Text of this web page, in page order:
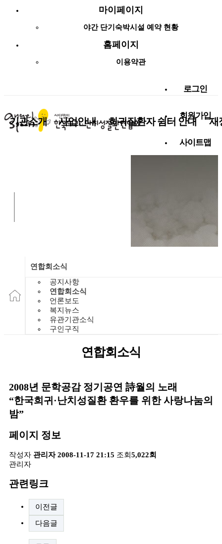
마이페이지
야간 단기숙박시설 예약 현황
홈페이지
이용약관
로그인
회원가입
사이트맵
기관소개 사업안내 희귀질환자 쉼터 안내 재
연합회소식
공지사항
연합회소식
언론보도
복지뉴스
유관기관소식
구인구직
연합회소식
2008년 문학공감 정기공연 詩월의 노래
“한국희귀·난치성질환 환우를 위한 사랑나눔의
밤”
페이지 정보
작성자 관리자 2008-11-17 21:15 조회 5,022회
관리자
관련링크
이전글
다음글